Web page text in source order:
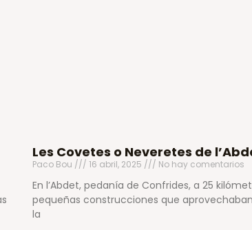
Les Covetes o Neveretes de
Paco Bou 16 abril, 2025 No hay comentarios
En l’Abdet, pedanía de Confrides, a 25
pequeñas construcciones que
la